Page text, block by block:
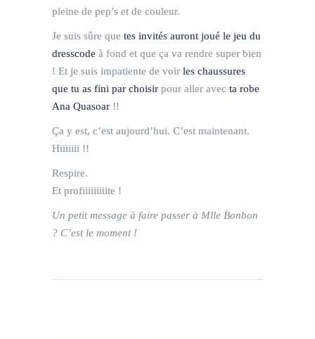
pleine de pep’s et de couleur.
Je suis sûre que tes invités auront joué le jeu du
dresscode à fond et que ça va rendre super bien
! Et je suis impatiente de voir les chaussures
que tu as fini par choisir pour aller avec ta robe
Ana Quasoar !!
Ça y est, c’est aujourd’hui. C’est maintenant.
Hiiiiiii !!
Respire.
Et profiiiiiiiiite !
Un petit message à faire passer à Mlle Bonbon
? C’est le moment !